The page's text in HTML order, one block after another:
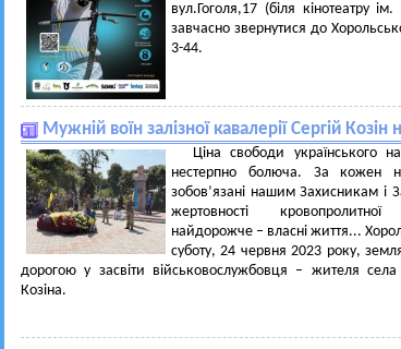
вул.Гоголя,17 (біля кінотеатру
завчасно звернутися до
3-44.
Мужній воїн залізної кавалерії Сергій
Ціна свободи українського
нестерпно болюча. За кожен
зобов’язані нашим Захисникам і
жертовності кровопролитної
найдорожче – власні життя...
суботу, 24 червня 2023 року,
дорогою у засвіти військовослужбовця – жителя
Козіна.